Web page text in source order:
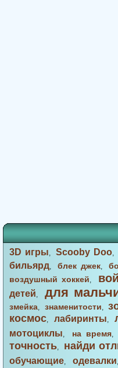
3D игры,Scooby Doo
бильярд,блек джек,
воздушный хоккей,
детей, для
змейка, знаменитости,
космос, лабиринты,
мотоциклы, на время,
точность, найди
обучающие, одевалки